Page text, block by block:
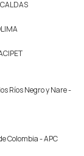
Ríos Negro y Nare -
Colombia - APC